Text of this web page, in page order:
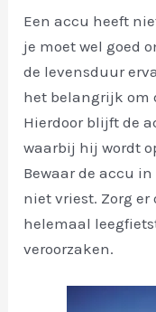
Een accu heeft
je moet wel goed
de levensduur
het belangrijk om
Hierdoor blijft de
waarbij hij wordt
Bewaar de accu
niet vriest. Zorg
helemaal
veroorzaken.